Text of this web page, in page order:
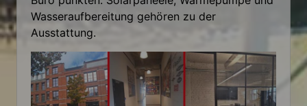
Wasseraufbereitung gehören zu der
Ausstattung.